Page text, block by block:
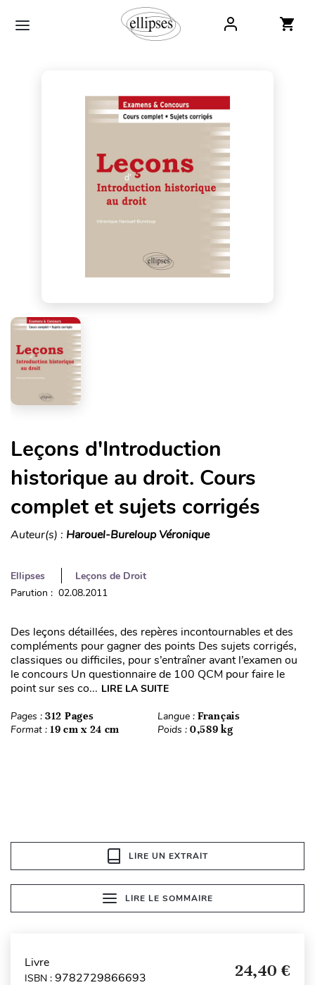
Leçons d'Introduction
historique au droit. Cours
complet et sujets corrigés
Auteur(s) : Harouel-Bureloup Véronique
Ellipses
Leçons de Droit
Parution : 02.08.2011
Des leçons détaillées, des repères incontournables et des
compléments pour gagner des points Des sujets corrigés,
classiques ou difficiles, pour s’entraîner avant l’examen ou
le concours Un questionnaire de 100 QCM pour faire le
point sur ses co... LIRE LA SUITE
Pages : 312 Pages Langue : Français
Format : 19 cm x 24 cm Poids : 0,589 kg
LIRE UN EXTRAIT
LIRE LE SOMMAIRE
Livre
ISBN : 9782729866693 24,40 €